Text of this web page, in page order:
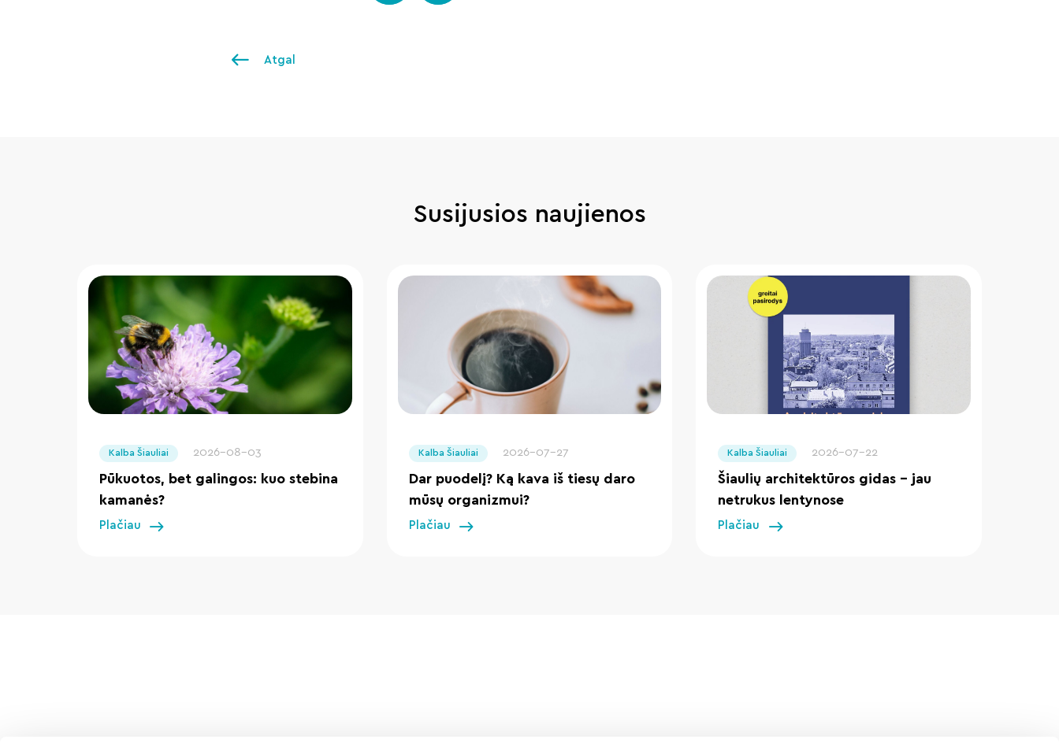
Atgal
Susijusios naujienos
Kalba Šiauliai 2026-08-03
Pūkuotos, bet galingos: kuo stebina
kamanės?
Plačiau
Kalba Šiauliai 2026-07-27
Dar puodelį? Ką kava iš tiesų daro
mūsų organizmui?
Plačiau
Kalba Šiauliai 2026-07-22
Šiaulių architektūros gidas – jau
netrukus lentynose
Plačiau